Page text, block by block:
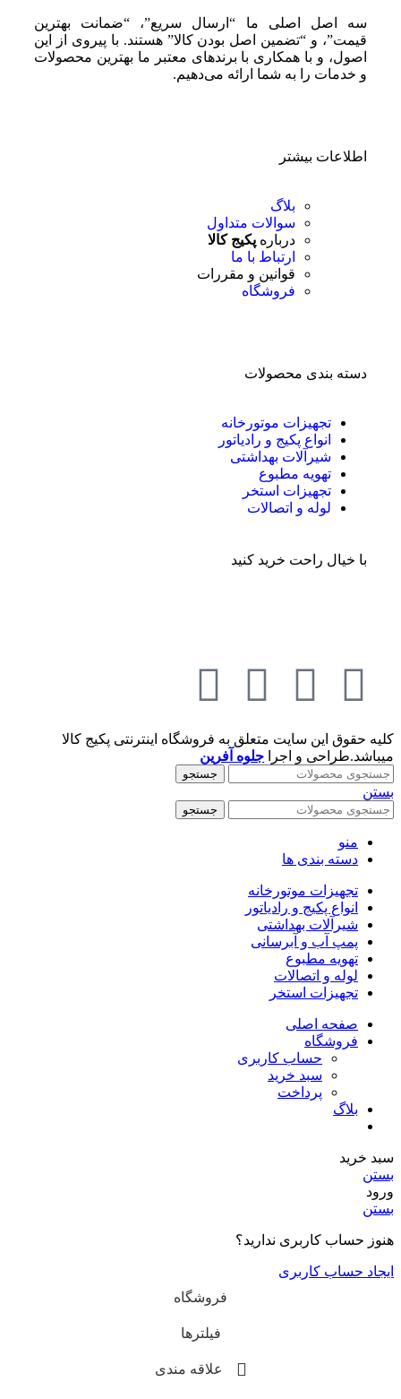
سه اصل اصلی ما “ارسال سریع”، “ضمانت بهترین
قیمت”، و “تضمین اصل بودن کالا” هستند. با پیروی از این
اصول، و با همکاری با برندهای معتبر ما بهترین محصولات
و خدمات را به شما ارائه می‌دهیم.
اطلاعات بیشتر
بلاگ
سوالات متداول
درباره پکیج کالا
ارتباط با ما
قوانین و مقررات
فروشگاه
دسته بندی محصولات
تجهیزات موتورخانه
انواع پکیج و رادیاتور
شیرآلات بهداشتی
تهویه مطبوع
تجهیزات استخر
لوله و اتصالات
با خیال راحت خرید کنید
کلیه حقوق این سایت متعلق به فروشگاه اینترنتی پکیج کالا
میباشد.طراحی و اجرا جلوه آفرین
جستجو
بستن
جستجو
منو
دسته بندی ها
تجهیزات موتورخانه
انواع پکیج و رادیاتور
شیرآلات بهداشتی
پمپ آب و آبرسانی
تهویه مطبوع
لوله و اتصالات
تجهیزات استخر
صفحه اصلی
فروشگاه
حساب کاربری
سبد خرید
پرداخت
بلاگ
سبد خرید
بستن
ورود
بستن
هنوز حساب کاربری ندارید؟
ایجاد حساب کاربری
فروشگاه
فیلترها
علاقه مندی